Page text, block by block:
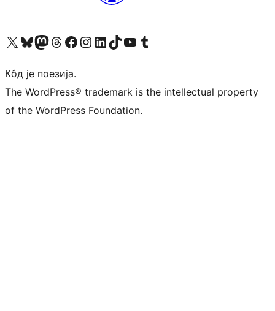
Visit our X (formerly Twitter) account
Посетите наш Bluesky налог
Visit our Mastodon account
Посетите наш налог на Threads-у Visit our Facebook page
Посетите наш Инстаграм налог
Visit our LinkedIn account
Посетите наш TikTok налог
Visit our YouTube channel
Посетите наш Tumblr налог
Кôд је поезија.
The WordPress® trademark is the intellectual property
of the WordPress Foundation.